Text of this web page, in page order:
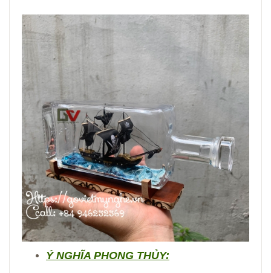
Ý NGHĨA PHONG THỦY: